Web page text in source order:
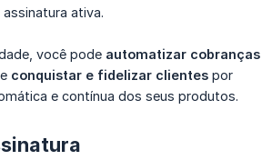
ativa.
você pode automatizar cobranças
conquistar e fidelizar clientes por
e contínua dos seus produtos.